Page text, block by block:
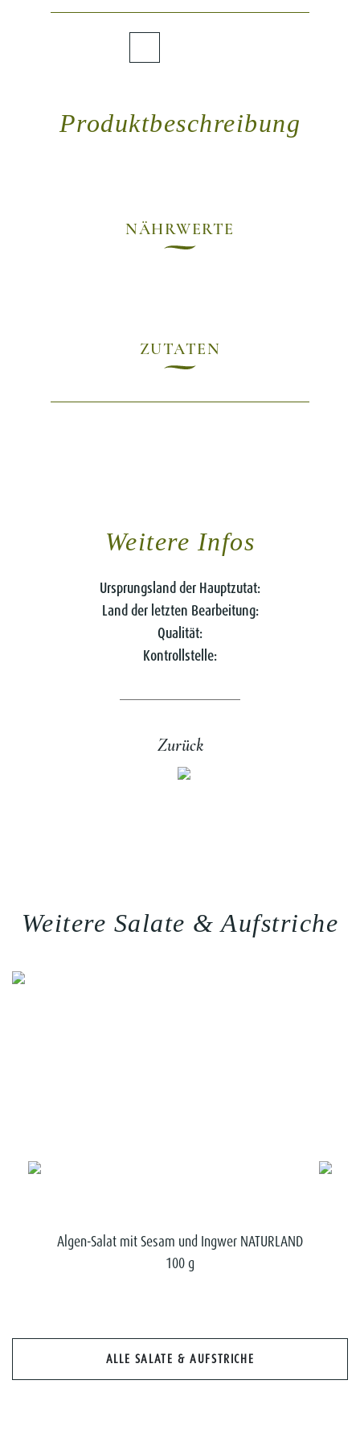
Produktbeschreibung
NÄHRWERTE
ZUTATEN
Weitere Infos
Ursprungsland der Hauptzutat:
Land der letzten Bearbeitung:
Qualität:
Kontrollstelle:
Zurück
Weitere Salate & Aufstriche
Algen-Salat mit Sesam und Ingwer NATURLAND
100 g
ALLE SALATE & AUFSTRICHE